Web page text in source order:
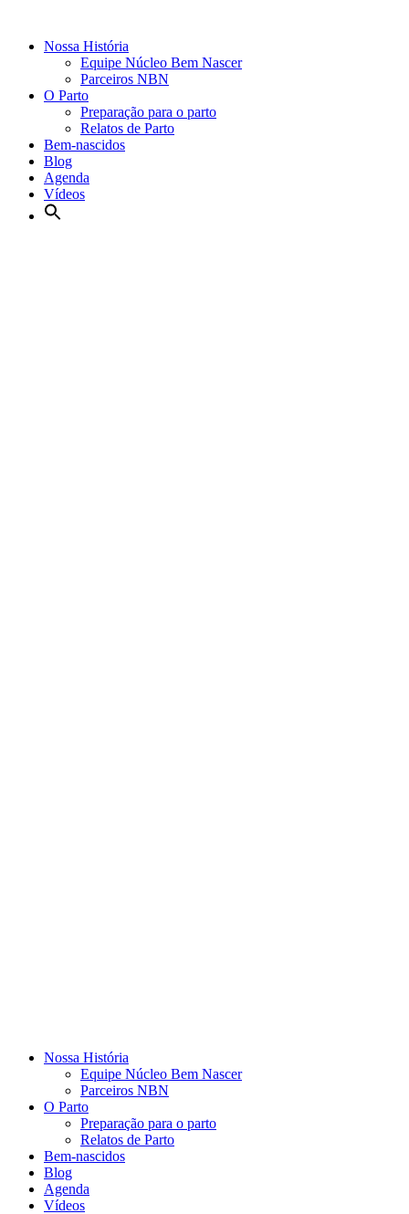
Nossa História
Equipe Núcleo Bem Nascer
Parceiros NBN
O Parto
Preparação para o parto
Relatos de Parto
Bem-nascidos
Blog
Agenda
Vídeos
Nossa História
Equipe Núcleo Bem Nascer
Parceiros NBN
O Parto
Preparação para o parto
Relatos de Parto
Bem-nascidos
Blog
Agenda
Vídeos